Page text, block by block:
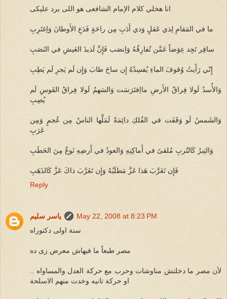
انا هخلي كلام الإمام الشافعى هو اللى يرد عليكى
ما في المَقامِ لِذي عَقلٍ وَذي أَدَبِ مِن راحَةٍ فَدَعِ الأَوطانَ وَاِغتَرِبِ
سافِر تَجِد عِوَضاً عَمَّن تُفارِقُهُ وَاِنصَب فَإِنَّ لَذيذَ العَيشِ في النَصَبِ
إِنّي رَأَيتُ وُقوفَ الماءِ يُفسِدُهُ إِن ساحَ طابَ وَإِن لَم يَجرِ لَم يَطِبِ
وَالأُسدُ لَولا فِراقُ الأَرضِ مااِفتَرَسَت وَالسَهمُ لَولا فِراقُ القَوسِ لَم
يُصِبِ
وَالشَمسُ لَو وَقَفَت في الفُلكِ دائِمَةً لَمَلَّها الناسُ مِن عُجمٍ وَمِن
عَرَبِ
وَالتِبرُ كَالتُربِ مُلقىً في أَماكِنِهِ وَالعودُ في أَرضِهِ نَوعٌ مِنَ الحَطَبِ
فَإِن تَغَرَّبَ هَذا عَزَّ مَطلَبُهُ وَإِن تَغَرَّبَ ذاكَ عَزَّ كَالذَهَبِ
Reply
ياسر سليم
May 22, 2008 at 8:23 PM
سنة اولى دكتوراه
مصر طبعاً ما فيهاش معرض زى ده
لأن مصر ما دخلتش مناوشات وحرب مع حركة العدل والمساواه ..
او حركة تانيه وخدت منهم الاسلحة